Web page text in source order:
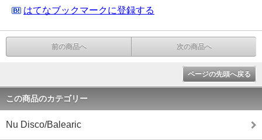
はてなブックマークに登録する
前の商品へ 次の商品へ
ページの先頭へ戻る
この商品のカテゴリー
Nu Disco/Balearic